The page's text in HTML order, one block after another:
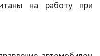
на работу при